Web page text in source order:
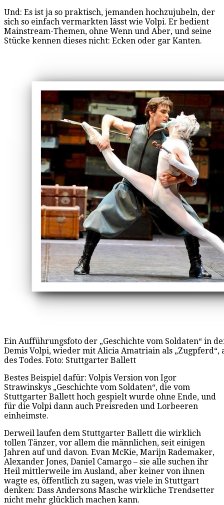
Und: Es ist ja so praktisch, jemanden hochzujubeln, der
sich so einfach vermarkten lässt wie Volpi. Er bedient
Mainstream-Themen, ohne Wenn und Aber, und seine
Stücke kennen dieses nicht: Ecken oder gar Kanten.
Ein Aufführungsfoto der „Geschichte vom Soldaten“ in
Demis Volpi, wieder mit Alicia Amatriain als „Zugpferd“,
des Todes. Foto: Stuttgarter Ballett
Bestes Beispiel dafür: Volpis Version von Igor
Strawinskys „Geschichte vom Soldaten“, die vom
Stuttgarter Ballett hoch gespielt wurde ohne Ende, und
für die Volpi dann auch Preisreden und Lorbeeren
einheimste.
Derweil laufen dem Stuttgarter Ballett die wirklich
tollen Tänzer, vor allem die männlichen, seit einigen
Jahren auf und davon. Evan McKie, Marijn Rademaker,
Alexander Jones, Daniel Camargo – sie alle suchen ihr
Heil mittlerweile im Ausland, aber keiner von ihnen
wagte es, öffentlich zu sagen, was viele in Stuttgart
denken: Dass Andersons Masche wirkliche Trendsetter
nicht mehr glücklich machen kann.